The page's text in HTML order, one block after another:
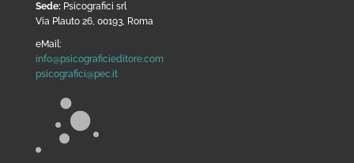
Sede: Psicografici srl
Via Plauto 26, 00193, Roma
eMail:
info@psicograficieditore.com
psicografici@pec.it